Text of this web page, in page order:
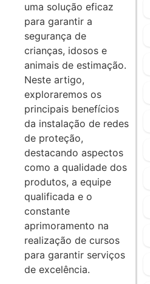
uma solução eficaz
para garantir a
segurança de
crianças, idosos e
animais de estimação.
Neste artigo,
exploraremos os
principais benefícios
da instalação de redes
de proteção,
destacando aspectos
como a qualidade dos
produtos, a equipe
qualificada e o
constante
aprimoramento na
realização de cursos
para garantir serviços
de excelência.